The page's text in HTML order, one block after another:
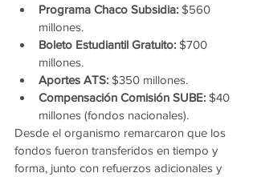
Programa Chaco Subsidia: $560
millones.
Boleto Estudiantil Gratuito: $700
millones.
Aportes ATS: $350 millones.
Compensación Comisión SUBE: $40
millones (fondos nacionales).
Desde el organismo remarcaron que los
fondos fueron transferidos en tiempo y
forma, junto con refuerzos adicionales y